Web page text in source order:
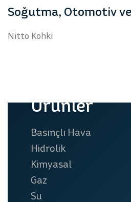
Nitto Kohki
Soğutma, Otomotiv
Ürünler
Basınçlı Hava
Hidrolik
Kimyasal
Gaz
Su